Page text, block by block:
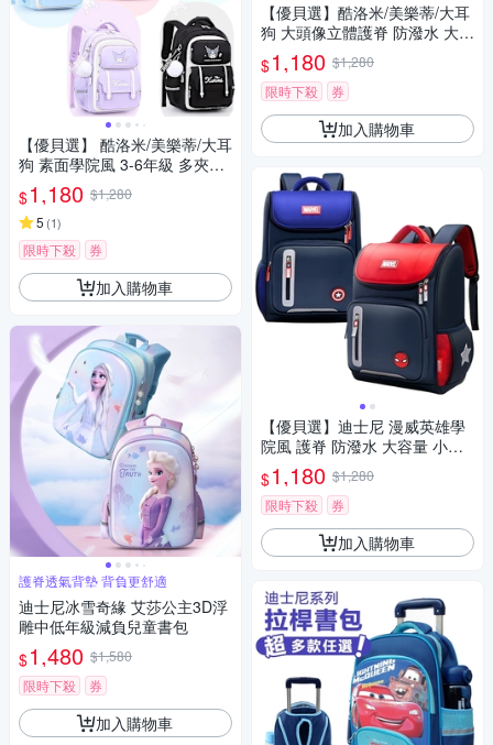
【優貝選】 酷洛米/美樂蒂/大耳
狗 素面學院風 3-6年級 多夾層/
護脊/防潑水 小學生書包
$1,180 $1,280
5 (1)
限時下殺 券
加入購物車
護脊透氣背墊 背負更舒適
迪士尼冰雪奇緣 艾莎公主3D浮
雕中低年級減負兒童書包
$1,480 $1,580
限時下殺
券
加入購物車
【優貝選】酷洛米/美樂蒂/大耳
狗 大頭像立體護脊 防潑水 大容
量 小學生書包 1-6年級適用
$1,180 $1,280
限時下殺
券
加入購物車
【優貝選】迪士尼 漫威英雄學
院風 護脊 防潑水 大容量 小學
生書包 1-4年級適用(平輸品)
$1,180 $1,280
限時下殺
券
加入購物車